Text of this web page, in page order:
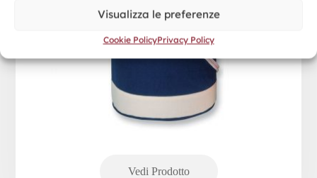
Visualizza le preferenze
Cookie PolicyPrivacy Policy